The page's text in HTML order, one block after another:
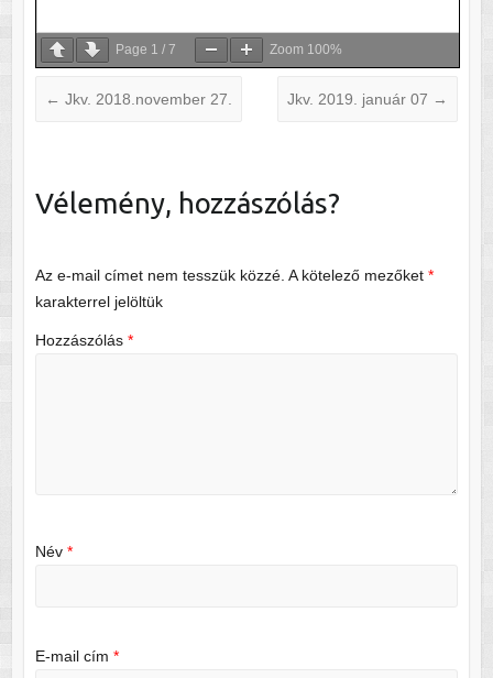
Page 1 / 7 Zoom 100%
← Jkv. 2018.november 27. Jkv. 2019. január 07 →
Vélemény, hozzászólás?
Az e-mail címet nem tesszük közzé. A kötelező mezőket *
karakterrel jelöltük
Hozzászólás *
Név *
E-mail cím *